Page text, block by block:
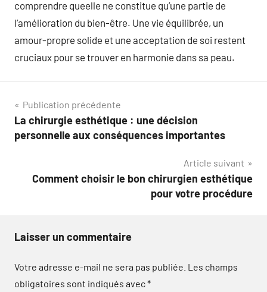
comprendre queelle ne constitue qu’une partie de
l’amélioration du bien-être. Une vie équilibrée, un
amour-propre solide et une acceptation de soi restent
cruciaux pour se trouver en harmonie dans sa peau.
Navigation
de
Publication précédente
La chirurgie esthétique : une décision
personnelle aux conséquences importantes
Article suivant
Comment choisir le bon chirurgien esthétique
pour votre procédure
Laisser un commentaire
Votre adresse e-mail ne sera pas publiée. Les champs
obligatoires sont indiqués avec*